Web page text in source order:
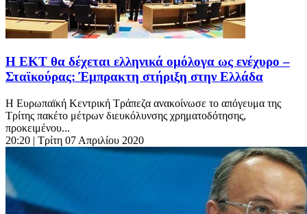
Η ΕΚΤ θα δέχεται ελληνικά ομόλογα ως ενέχυρο –
Σταϊκούρας: Έμπρακτη στήριξη στην Ελλάδα
Η Ευρωπαϊκή Κεντρική Τράπεζα ανακοίνωσε το απόγευμα της
Τρίτης πακέτο μέτρων διευκόλυνσης χρηματοδότησης,
προκειμένου...
20:20 | Τρίτη 07 Απριλίου 2020